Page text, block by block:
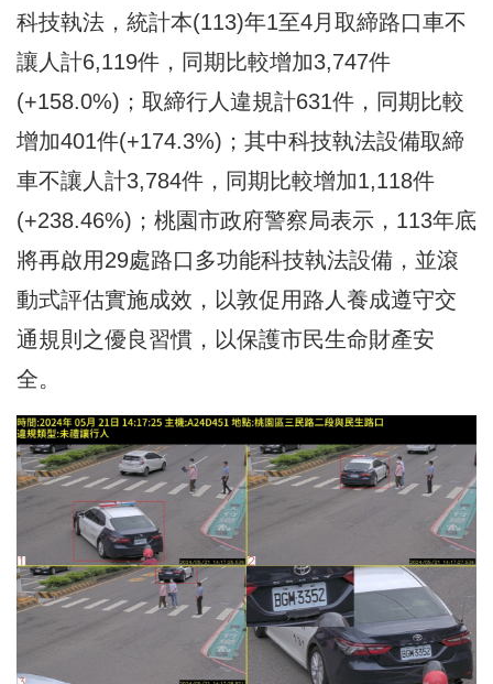
科技執法，統計本(113)年1至4月取締路口車不
讓人計6,119件，同期比較增加3,747件
(+158.0%)；取締行人違規計631件，同期比較
增加401件(+174.3%)；其中科技執法設備取締
車不讓人計3,784件，同期比較增加1,118件
(+238.46%)；桃園市政府警察局表示，113年底
將再啟用29處路口多功能科技執法設備，並滾
動式評估實施成效，以敦促用路人養成遵守交
通規則之優良習慣，以保護市民生命財產安
全。